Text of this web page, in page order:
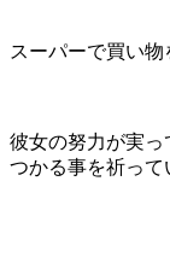
スーパーで買い物
彼女の努力が実
つかる事を祈って